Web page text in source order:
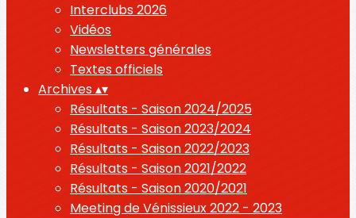
Interclubs 2026
Vidéos
Newsletters générales
Textes officiels
Archives▴▾
Résultats - Saison 2024/2025
Résultats - Saison 2023/2024
Résultats - Saison 2022/2023
Résultats - Saison 2021/2022
Résultats - Saison 2020/2021
Meeting de Vénissieux 2022 - 2023